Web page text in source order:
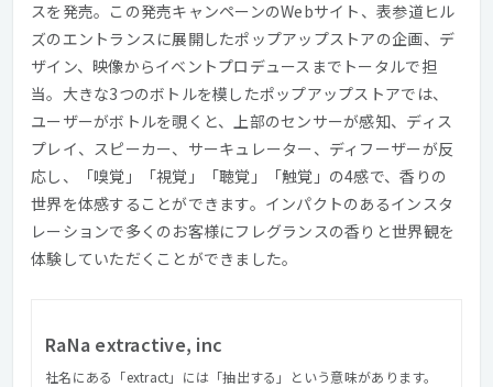
スを発売。この発売キャンペーンのWebサイト、表参道ヒル
ズのエントランスに展開したポップアップストアの企画、デ
ザイン、映像からイベントプロデュースまでトータルで担
当。大きな3つのボトルを模したポップアップストアでは、
ユーザーがボトルを覗くと、上部のセンサーが感知、ディス
プレイ、スピーカー、サーキュレーター、ディフーザーが反
応し、「嗅覚」「視覚」「聴覚」「触覚」の4感で、香りの
世界を体感することができます。インパクトのあるインスタ
レーションで多くのお客様にフレグランスの香りと世界観を
体験していただくことができました。
RaNa extractive, inc
社名にある「extract」には「抽出する」という意味があります。